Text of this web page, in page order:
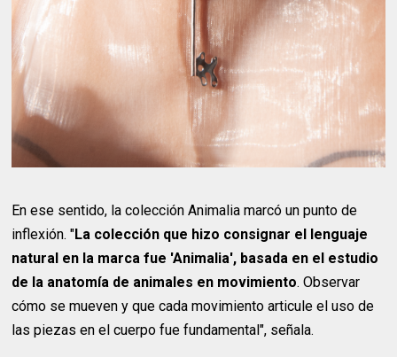
En ese sentido, la colección Animalia marcó un punto de
inflexión. "La colección que hizo consignar el lenguaje
natural en la marca fue 'Animalia', basada en el estudio
de la anatomía de animales en movimiento. Observar
cómo se mueven y que cada movimiento articule el uso de
las piezas en el cuerpo fue fundamental", señala.